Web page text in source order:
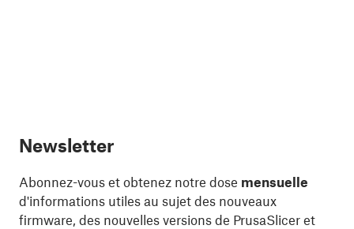
Newsletter
Abonnez-vous et obtenez notre dose mensuelle
d'informations utiles au sujet des nouveaux
firmware, des nouvelles versions de PrusaSlicer et